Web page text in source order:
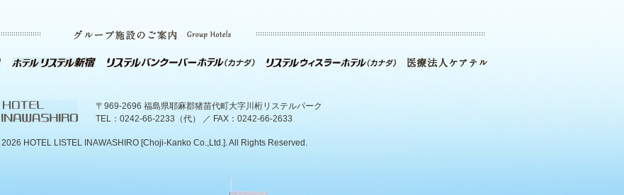
〒969-2696 福島県耶麻郡猪苗代町大字川桁リステルパーク
TEL：0242-66-2233（代） ／ FAX：0242-66-2633
2026 HOTEL LISTEL INAWASHIRO [Choji-Kanko Co.,Ltd.]. All Rights Reserved.